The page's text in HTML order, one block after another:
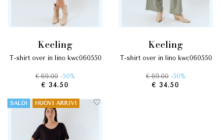
keeling
t-shirt over in lino kwc060550
€ 69.00 -50%
€ 34.50
keeling
t-shirt over in lino kwc060550
€ 69.00 -50%
€ 34.50
SALDI NUOVI ARRIVI